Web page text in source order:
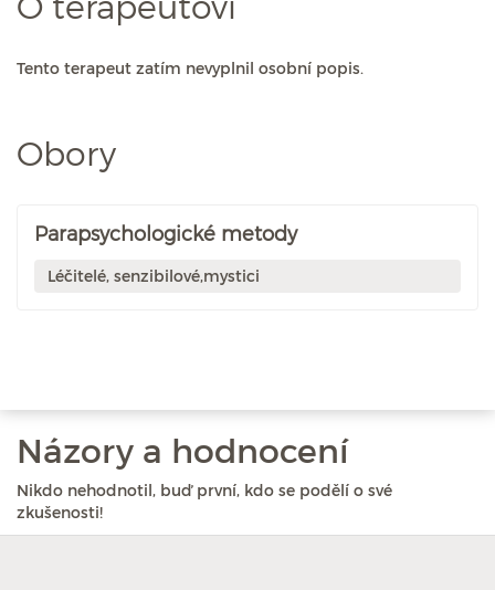
Tento terapeut zatím nevyplnil osobní popis.
Obory
Parapsychologické metody
Léčitelé, senzibilové,mystici
Názory a hodnocení
Nikdo nehodnotil, buď první, kdo se podělí o své
zkušenosti!